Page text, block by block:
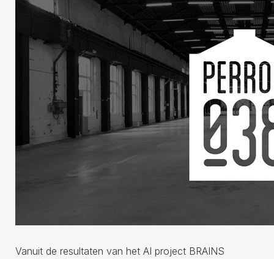
Vanuit de resultaten van het AI project BRAINS